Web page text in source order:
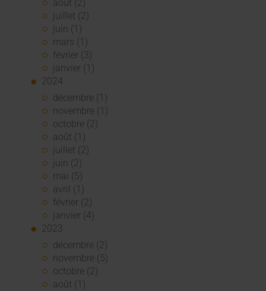
août (2)
juillet (2)
juin (1)
mars (1)
février (3)
janvier (1)
2024
décembre (1)
novembre (1)
octobre (2)
août (1)
juillet (2)
juin (2)
mai (5)
avril (1)
février (2)
janvier (4)
2023
décembre (2)
novembre (5)
octobre (2)
août (1)